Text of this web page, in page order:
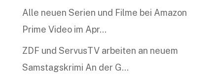
Alle neuen Serien und Filme bei Amazon
Prime Video im Apr…
ZDF und ServusTV arbeiten an neuem
Samstagskrimi An der G…